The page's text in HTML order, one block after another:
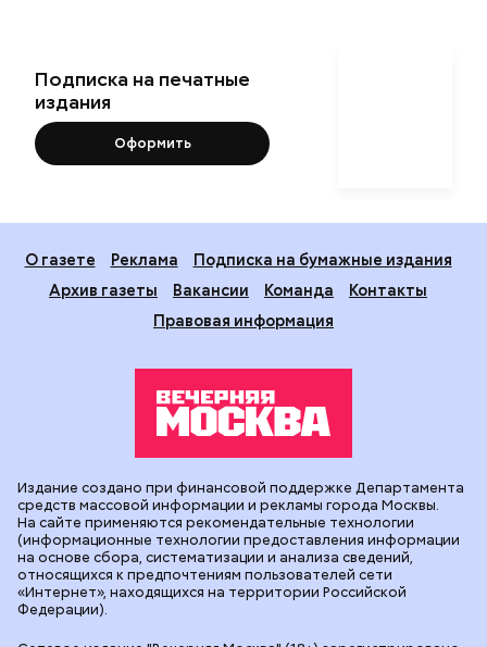
Подписка на печатные
издания
Оформить
О газете Реклама
Подписка на бумажные издания
Архив газеты
Вакансии Команда
Контакты
Правовая информация
Издание создано при финансовой поддержке Департамента
средств массовой информации и рекламы города Москвы.
На сайте применяются рекомендательные технологии
(информационные технологии предоставления информации
на основе сбора, систематизации и анализа сведений,
относящихся к предпочтениям пользователей сети
«Интернет», находящихся на территории Российской
Федерации).